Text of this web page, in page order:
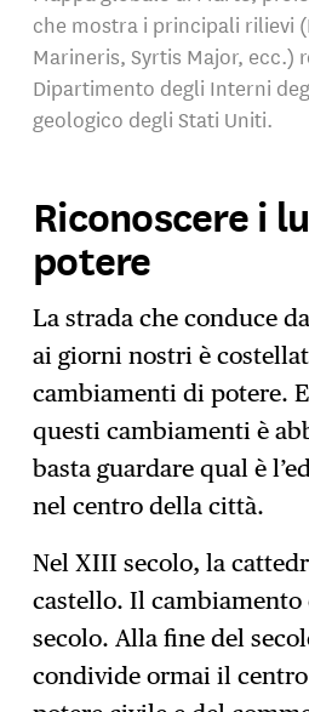
che mostra i principali rilievi
Marineris, Syrtis Major, ecc.)
Dipartimento degli Interni
geologico degli Stati Uniti.
Riconoscere i
potere
La strada che conduce
ai giorni nostri è
cambiamenti di potere.
questi cambiamenti è
basta guardare qual è
nel centro della città.
Nel XIII secolo, la
castello. Il
secolo. Alla fine del
condivide ormai il